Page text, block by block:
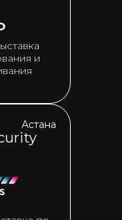
и
Астана